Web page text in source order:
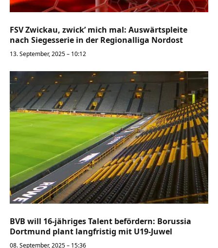
FSV Zwickau, zwick’ mich mal: Auswärtspleite
nach Siegesserie in der Regionalliga Nordost
13. September, 2025 – 10:12
BVB will 16-jähriges Talent befördern: Borussia
Dortmund plant langfristig mit U19-Juwel
08. September, 2025 – 15:36